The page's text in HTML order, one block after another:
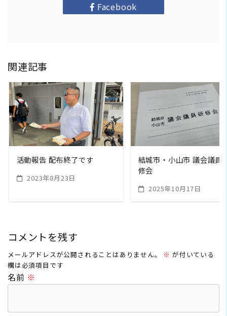
Facebook
関連記事
READ MORE
活動報告 配布終了です
2023年8月23日
READ MORE
結城市・小山市 議会議員
修会
2025年10月17日
コメントを残す
メールアドレスが公開されることはありません。 ※ が付いている
欄は必須項目です
名前 ※